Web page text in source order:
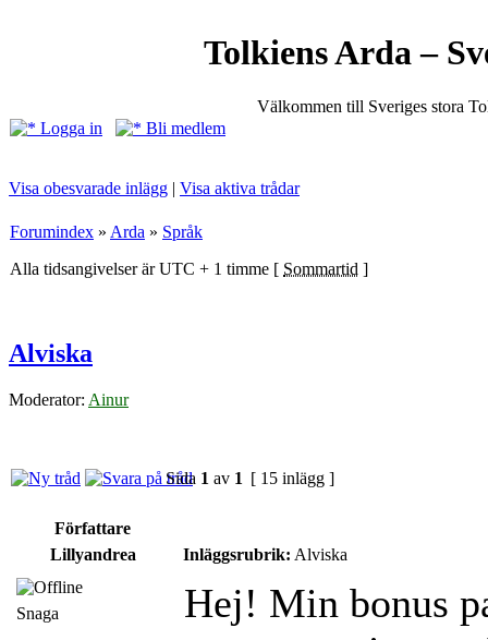
Tolkiens Arda –
Välkommen till Sveriges stora
Logga in
Bli medlem
Visa obesvarade inlägg | Visa aktiva trådar
Forumindex » Arda » Språk
Alla tidsangivelser är UTC + 1 timme [ Sommartid ]
Alviska
Moderator: Ainur
Sida 1 av 1 [ 15 inlägg ]
Författare
Lillyandrea
Inläggsrubrik: Alviska
Snaga
Hej! Min bonus